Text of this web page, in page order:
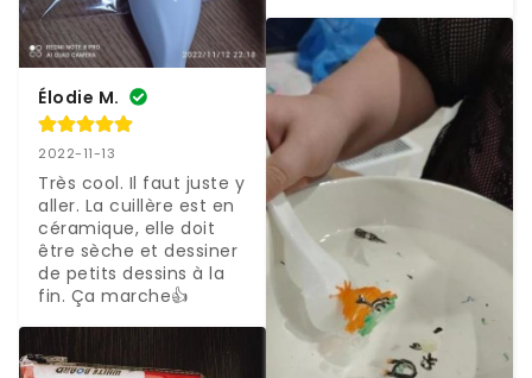
Élodie M.
2022-11-13
Très cool. Il faut juste y
aller. La cuillère est en
céramique, elle doit
être sèche et dessiner
de petits dessins à la
fin. Ça marche👍